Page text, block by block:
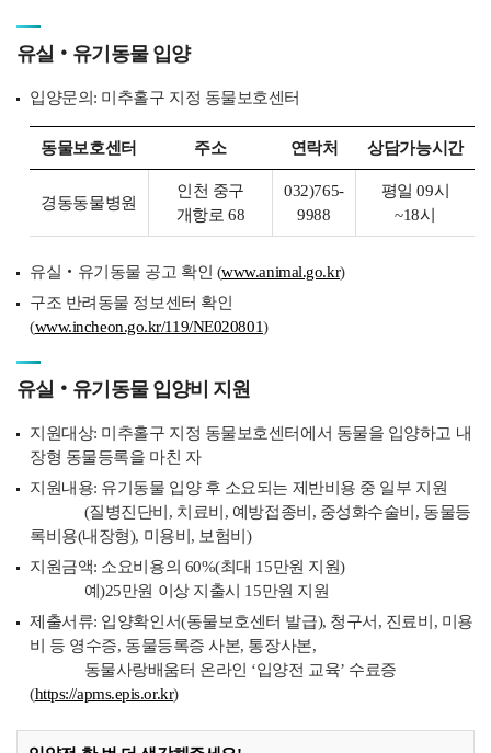
유실‧유기동물 입양
입양문의: 미추홀구 지정 동물보호센터
동물보호센터 주소 연락처 상담가능시간
경동동물병원
인천 중구
개항로 68
032)765-
9988
평일 09시
~18시
유실‧유기동물 공고 확인 (www.animal.go.kr)
구조 반려동물 정보센터 확인
(www.incheon.go.kr/119/NE020801)
유실‧유기동물 입양비 지원
지원대상: 미추홀구 지정 동물보호센터에서 동물을 입양하고 내
장형 동물등록을 마친 자
지원내용: 유기동물 입양 후 소요되는 제반비용 중 일부 지원
(질병진단비, 치료비, 예방접종비, 중성화수술비, 동물등
록비용(내장형), 미용비, 보험비)
지원금액: 소요비용의 60%(최대 15만원 지원)
예)25만원 이상 지출시 15만원 지원
제출서류: 입양확인서(동물보호센터 발급), 청구서, 진료비, 미용
비 등 영수증, 동물등록증 사본, 통장사본,
동물사랑배움터 온라인 ‘입양전 교육’ 수료증
(https://apms.epis.or.kr)